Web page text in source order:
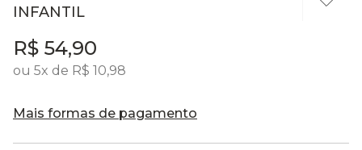
INFANTIL
R$ 54,90
ou 5x de R$ 10,98
Mais formas de pagamento